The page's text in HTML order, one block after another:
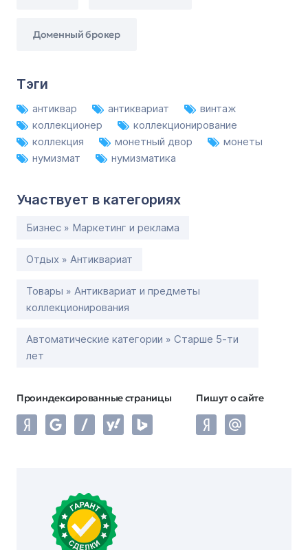
Доменный брокер
Тэги
антиквар антиквариат
винтаж
коллекционер
коллекционирование
коллекция
монетный двор
монеты
нумизмат
нумизматика
Участвует в категориях
Бизнес » Маркетинг и реклама
Отдых » Антиквариат
Товары » Антиквариат и предметы
коллекционирования
Автоматические категории » Старше 5-ти
лет
Проиндексированные страницы Пишут о сайте